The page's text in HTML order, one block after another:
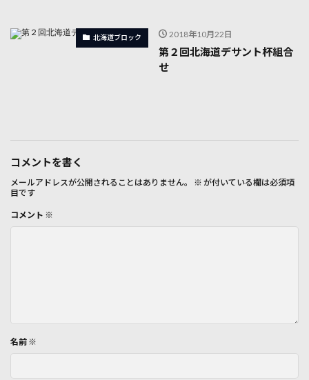
北海道ブロック 2018年10月22日
第２回北海道デサント杯組合
せ
コメントを書く
メールアドレスが公開されることはありません。 ※ が付いている欄は必須項
目です
コメント ※
名前 ※